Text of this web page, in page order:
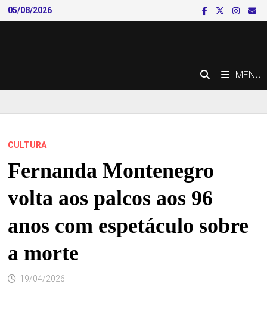
Skip
to
05/08/2026
MENU
CULTURA
Fernanda Montenegro
volta aos palcos aos 96
anos com espetáculo sobre
a morte
19/04/2026